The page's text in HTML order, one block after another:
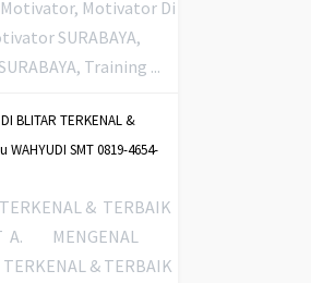
Motivator, Motivator Di
SURABAYA,
Training ...
BLITAR TERKENAL &
WAHYUDI SMT 0819-4654-
& TERBAIK
A. MENGENAL
& TERBAIK